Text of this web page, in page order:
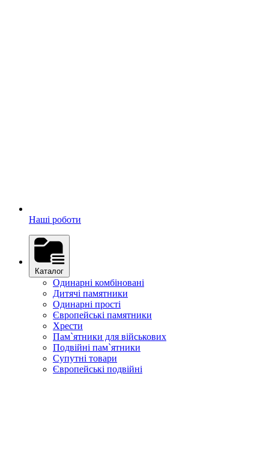
Наші роботи
Каталог
Одинарні комбіновані
Дитячі памятники
Одинарні прості
Європейські памятники
Хрести
Пам`ятники для військових
Подвійні пам`ятники
Супутні товари
Європейські подвійні